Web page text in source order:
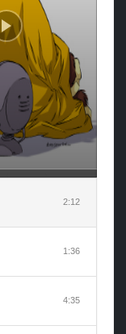
2:12
1:36
4:35